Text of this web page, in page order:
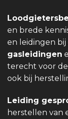
en brede
en leidingen bij
gasleidingen
terecht voor
ook bij
Leiding
herstellen van